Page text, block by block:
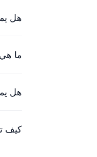
هل
ما
هل
كيف